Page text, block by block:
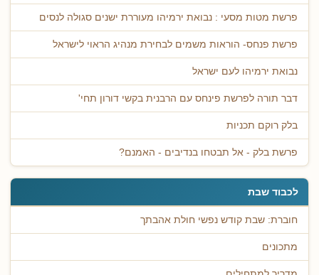
פרשת מטות מסעי : נבואת ירמיהו מעוררת ישנים סגולה לנסים
פרשת פנחס- הוראות משמים לבחירת מנהיג הראוי לישראל
נבואת ירמיהו לעם ישראל
דבר תורה לפרשת פינחס עם הרבנית בקשי דורון תחי'
בלק רוקם תכניות
פרשת בלק - אל תבטחו בנדיבים - האמנם?
לכבוד שבת
חוברת: שבת קודש נפשי חולת אהבתך
מתכונים